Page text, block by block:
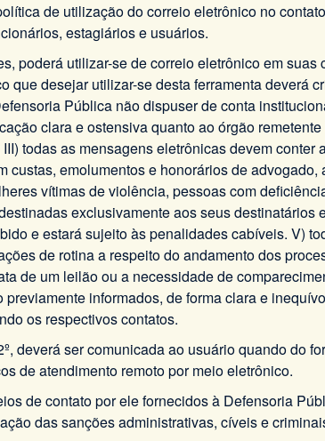
de utilização do correio eletrônico no
estagiários e usuários.
poderá utilizar-se de correio eletrônico em
que desejar utilizar-se desta ferramenta deverá
Pública não dispuser de conta
clara e ostensiva quanto ao órgão
todas as mensagens eletrônicas devem
emolumentos e honorários de
vítimas de violência, pessoas com
exclusivamente aos seus
e estará sujeito às penalidades cabíveis. V)
de rotina a respeito do andamento dos
de um leilão ou a necessidade de
informados, de forma clara e
os respectivos contatos.
deverá ser comunicada ao usuário quando do
de atendimento remoto por meio eletrônico.
de contato por ele fornecidos à Defensoria
das sanções administrativas, cíveis e